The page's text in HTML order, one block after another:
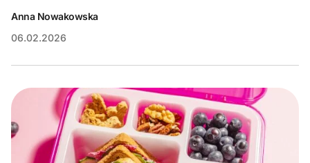
Anna Nowakowska
06.02.2026